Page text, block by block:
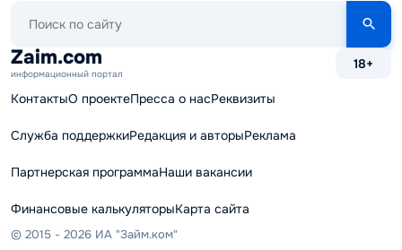
сайту
Zaim.com
информационный портал
18+
КонтактыО проектеПресса о насРеквизиты
Служба поддержкиРедакция и авторыРеклама
Партнерская программаНаши вакансии
Финансовые калькуляторыКарта сайта
© 2015 - 2026 ИА "Займ.ком"